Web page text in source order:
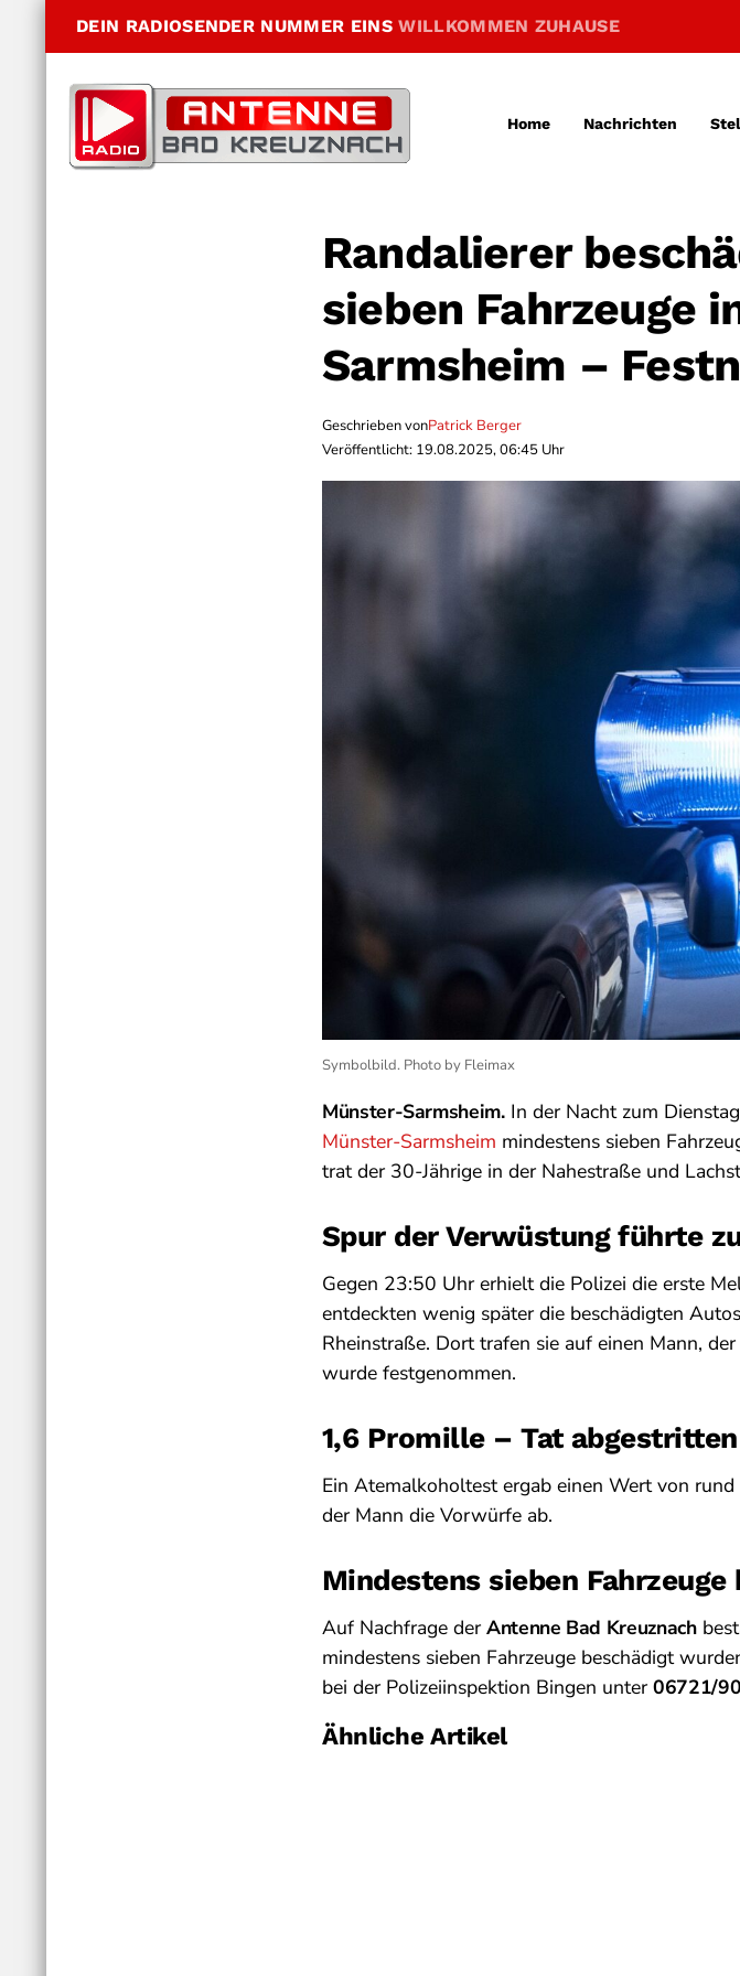
DEIN RADIOSENDER NUMMER EINSWILLKOMMEN ZUHAUSE
Home Nachrichten
Randalierer
sieben Fahrzeuge
Sarmsheim –
Geschrieben vonPatrick Berger
Veröffentlicht: 19.08.2025, 06:45 Uhr
Symbolbild. Photo by Fleimax
Münster-Sarmsheim.In der Nacht zum
Münster-Sarmsheim mindestens sieben
trat der 30-Jährige in der Nahestraße und
Spur der Verwüstung führte
Gegen 23:50 Uhr erhielt die Polizei die erste
entdeckten wenig später die beschädigten
Rheinstraße. Dort trafen sie auf einen Mann,
wurde festgenommen.
1,6 Promille – Tat abgestritten
Ein Atemalkoholtest ergab einen Wert von
der Mann die Vorwürfe ab.
Mindestens sieben
Auf Nachfrage der Antenne Bad Kreuznach
mindestens sieben Fahrzeuge beschädigt
bei der Polizeiinspektion Bingen unter 06721/
Ähnliche Artikel